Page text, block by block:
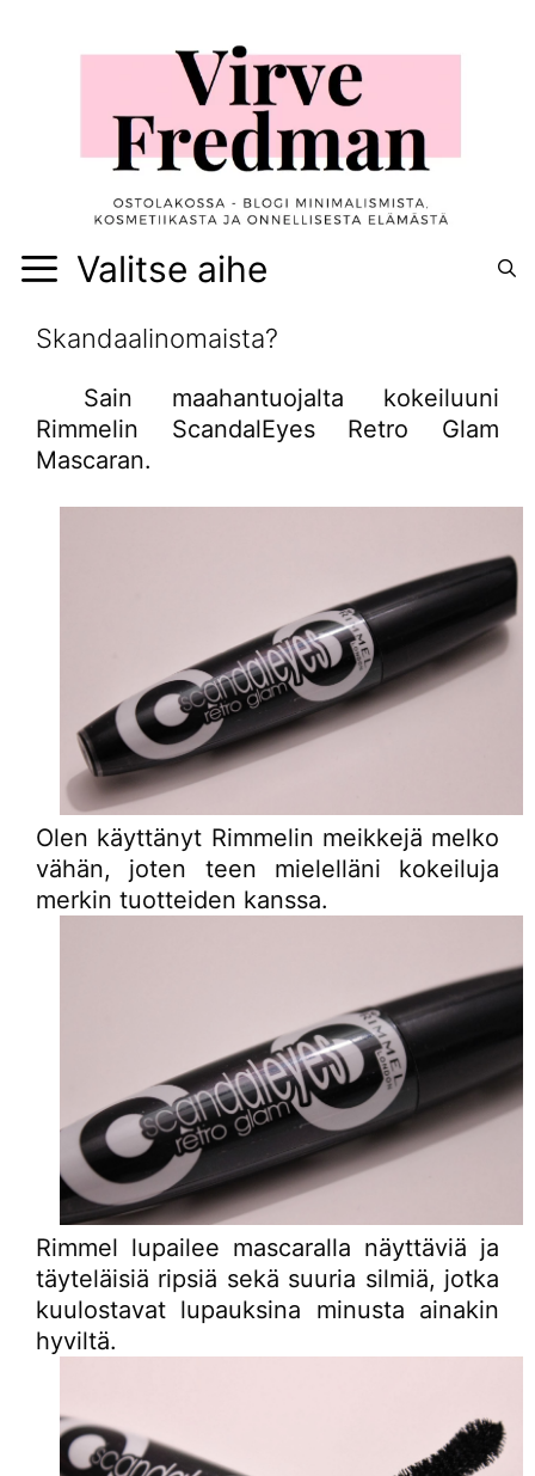
Valitse aihe
Skandaalinomaista?
Sain maahantuojalta kokeiluuni
Rimmelin ScandalEyes Retro Glam
Mascaran.
Olen käyttänyt Rimmelin meikkejä melko
vähän, joten teen mielelläni kokeiluja
merkin tuotteiden kanssa.
Rimmel lupailee mascaralla näyttäviä ja
täyteläisiä ripsiä sekä suuria silmiä, jotka
kuulostavat lupauksina minusta ainakin
hyviltä.